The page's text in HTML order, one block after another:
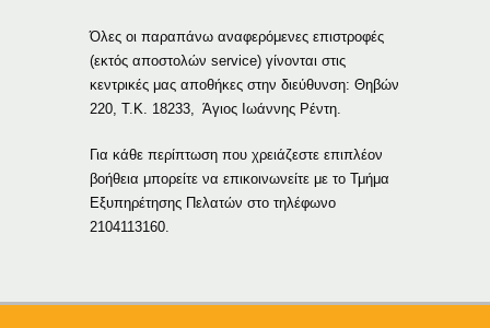
Όλες οι παραπάνω αναφερόμενες επιστροφές
(εκτός αποστολών service) γίνονται στις
κεντρικές μας αποθήκες στην διεύθυνση: Θηβών
220, Τ.Κ. 18233, Άγιος Ιωάννης Ρέντη.
Για κάθε περίπτωση που χρειάζεστε επιπλέον
βοήθεια μπορείτε να επικοινωνείτε με το Τμήμα
Εξυπηρέτησης Πελατών στο τηλέφωνο
2104113160.